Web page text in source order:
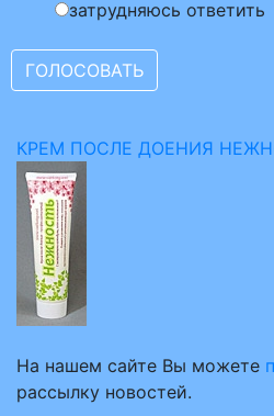
затрудняюсь ответить
КРЕМ ПОСЛЕ ДОЕНИЯ
На нашем сайте Вы можете
рассылку новостей.